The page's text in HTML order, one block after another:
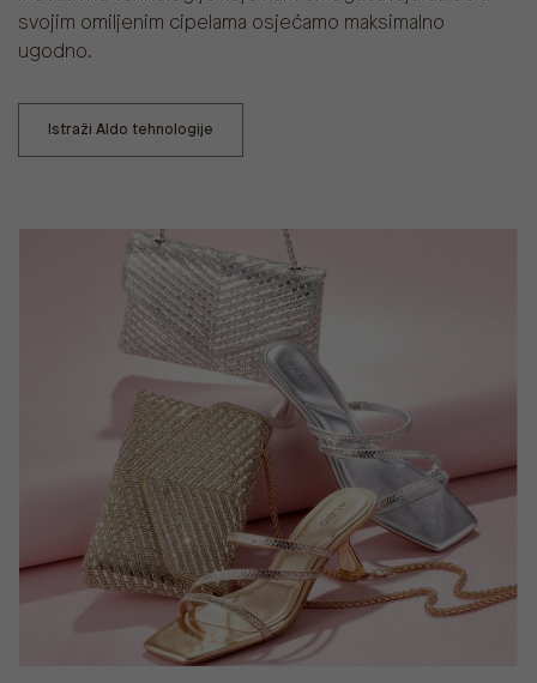
svojim omiljenim cipelama osjećamo maksimalno
ugodno.
Istraži Aldo tehnologije